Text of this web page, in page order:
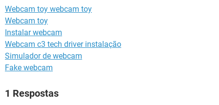
Webcam toy webcam toy
Webcam toy
Instalar webcam
Webcam c3 tech driver instalação
Simulador de webcam
Fake webcam
1 Respostas